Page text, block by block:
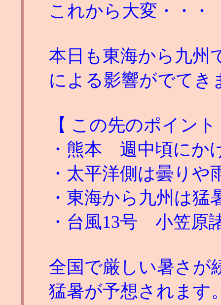
これから大変・・・
本日も東海から九
による影響がでてき
【 この先のポイント
・熊本 週中頃にか
・太平洋側は曇り
・東海から九州は
・台風13号 小笠原
全国で厳しい暑さが
猛暑が予想されます